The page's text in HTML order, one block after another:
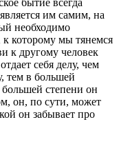
им самим, на
необходимо
к которому мы тянемся
к другому человек
себя делу, чем
тем в большей
большей степени он
он, по сути, может
он забывает про